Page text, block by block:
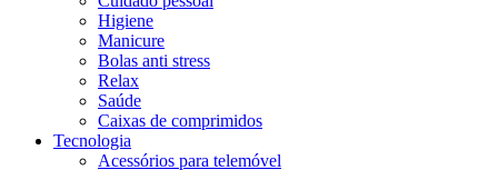
Higiene
Manicure
Bolas anti stress
Relax
Saúde
Caixas de comprimidos
Tecnologia
Acessórios para telemóvel